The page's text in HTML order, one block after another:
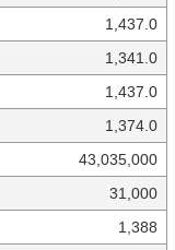
1,437.0
1,341.0
1,437.0
1,374.0
43,035,000
31,000
1,388